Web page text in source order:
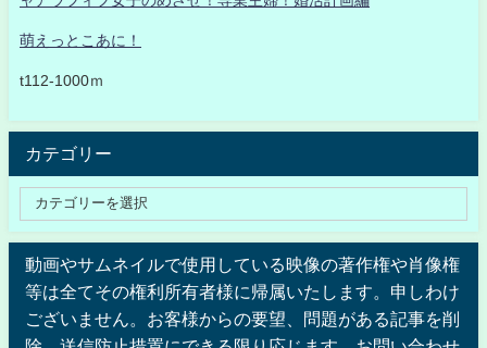
萌えっとこあに！
t112-1000ｍ
カテゴリー
動画やサムネイルで使用している映像の著作権や肖像権
等は全てその権利所有者様に帰属いたします。申しわけ
ございません。お客様からの要望、問題がある記事を削